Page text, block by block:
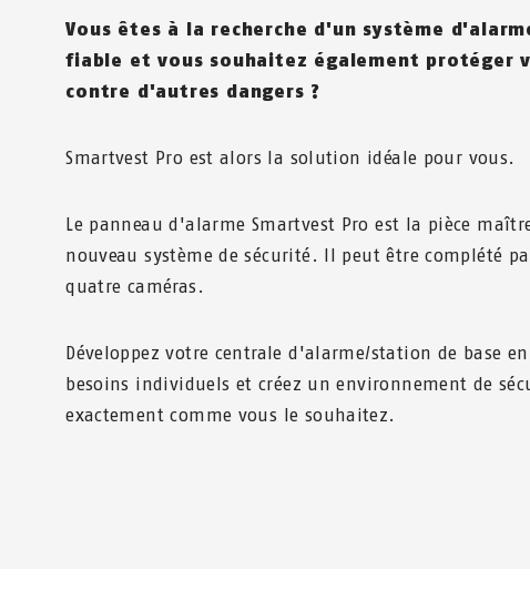
Vous êtes à la recherche d'un système
fiable et vous souhaitez également protéger
contre d'autres dangers ?
Smartvest Pro est alors la solution idéale pour vous.
Le panneau d'alarme Smartvest Pro est la pièce
nouveau système de sécurité. Il peut être complété
quatre caméras.
Développez votre centrale d'alarme/station de base
besoins individuels et créez un environnement de
exactement comme vous le souhaitez.